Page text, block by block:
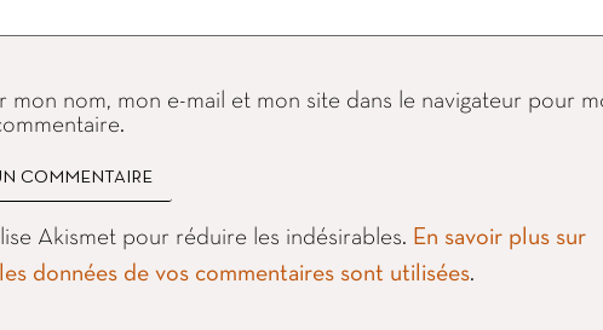
mon nom, mon e-mail et mon site dans le navigateur pour
Akismet pour réduire les indésirables. En savoir plus sur
données de vos commentaires sont utilisées.